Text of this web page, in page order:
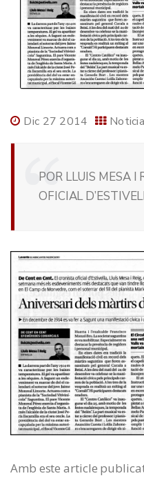
Dic 27 2014
POR LLUIS MESA I
OFICIAL
Amb este article